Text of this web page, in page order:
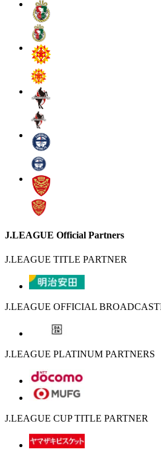
J.LEAGUE Official Partners
J.LEAGUE TITLE PARTNER
J.LEAGUE OFFICIAL
J.LEAGUE PLATINUM PARTNERS
J.LEAGUE CUP TITLE PARTNER